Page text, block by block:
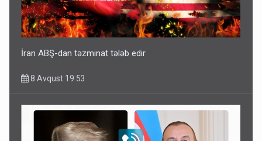
İran ABŞ-dan təzminat tələb edir
8 Avqust 19:53